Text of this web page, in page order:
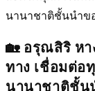
🏡 อรุณสิริ หา
ทาง เชื่อมต่อ
นานาชาติชั้น